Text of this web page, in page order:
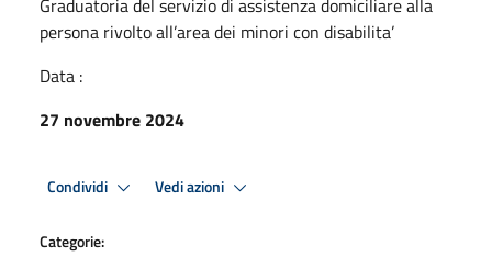
Graduatoria del servizio di assistenza domiciliare alla
persona rivolto all’area dei minori con disabilita’
Data :
27 novembre 2024
Condividi Vedi azioni
Categorie: